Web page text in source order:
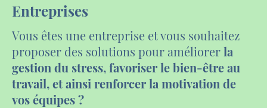
Entreprises
Vous êtes une entreprise et vous souhaitez
proposer des solutions pour améliorerla
gestion du stress, favoriser le bien-être au
travail, et ainsi renforcer la motivation de
vos équipes?